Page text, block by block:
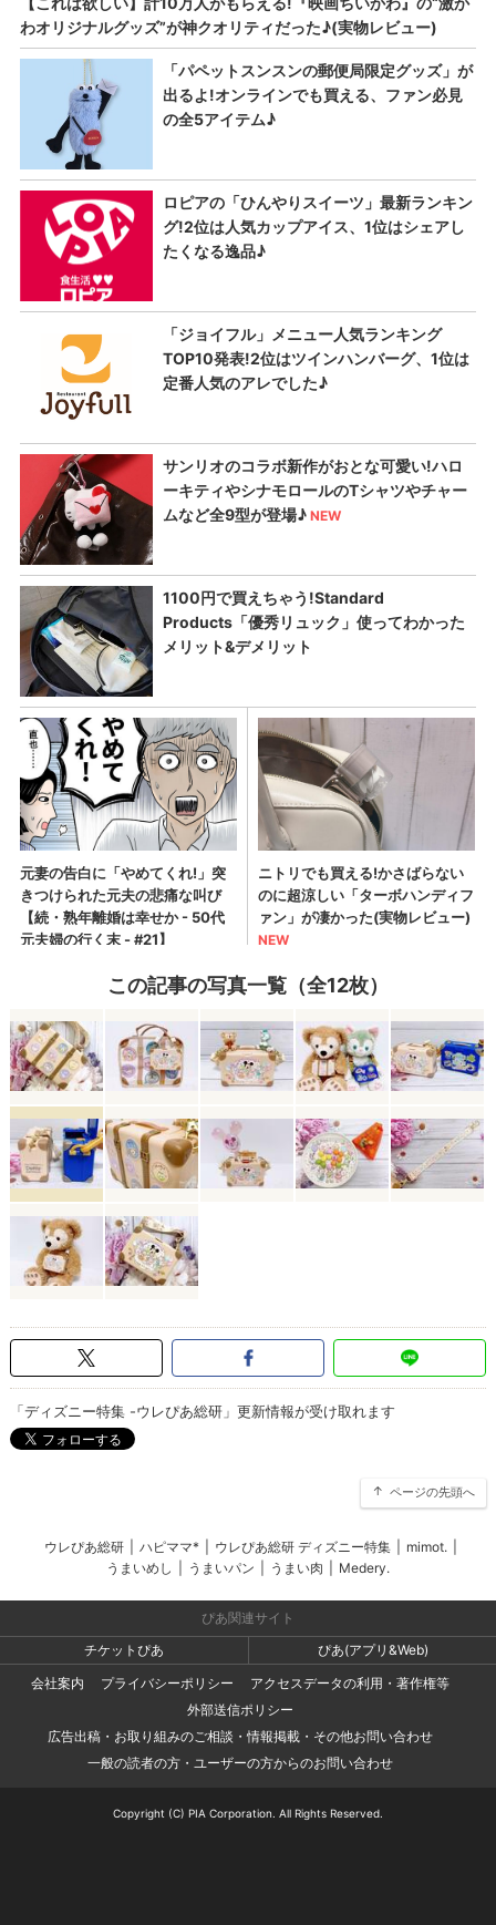
この記事の写真一覧（全12枚）
「ディズニー特集 -ウレぴあ総研」更新情報が受け取れます
ページの先頭へ
ウレぴあ総研 ハピママ* ウレぴあ総研 ディズニー特集 mimot.
うまいめし
うまいパン うまい肉 Medery.
ぴあ関連サイト
チケットぴあ
ぴあ(アプリ&Web)
会社案内
プライバシーポリシー
アクセスデータの利用・著作権等
外部送信ポリシー
広告出稿・お取り組みのご相談・情報掲載・その他お問い合わせ
一般の読者の方・ユーザーの方からのお問い合わせ
Copyright (C) PIA Corporation. All Rights Reserved.